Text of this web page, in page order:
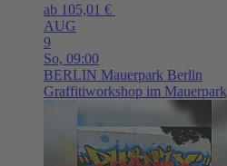
ab 105,01 €
AUG
9
So, 09:00
BERLIN Mauerpark Berlin
Graffitiworkshop im Mauerpark